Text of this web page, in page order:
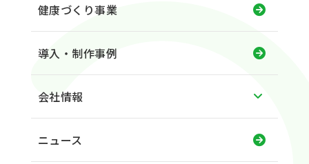
健康づくり事業
導入・制作事例
会社情報
ニュース